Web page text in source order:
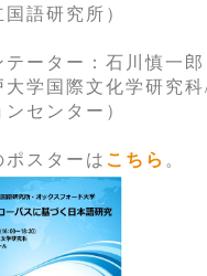
国語研究所）
テーター：石川慎一郎
大学国際文化学研究
ンセンター）
ポスターは こちら 。